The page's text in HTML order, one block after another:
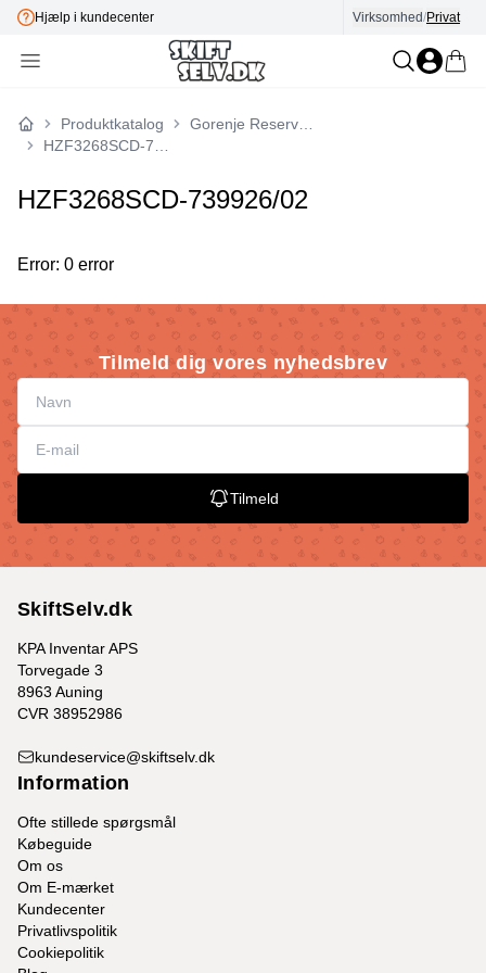
Hjælp i kundecenter E-mærket
Virksomhed/Privat
Forside
Produktkatalog
HZF3268SCD-739926/02
Error: 0 error
Tilmeld dig vores nyhedsbrev
Tilmeld
SkiftSelv.dk
KPA Inventar APS
Torvegade 3
8963 Auning
CVR 38952986
kundeservice@skiftselv.dk
Information
Ofte stillede spørgsmål
Købeguide
Om os
Om E-mærket
Kundecenter
Privatlivspolitik
Cookiepolitik